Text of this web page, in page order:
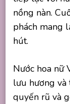
nồng nàn.
phách mang
hút.
Nước hoa nữ
lưu hương và
quyến rũ và